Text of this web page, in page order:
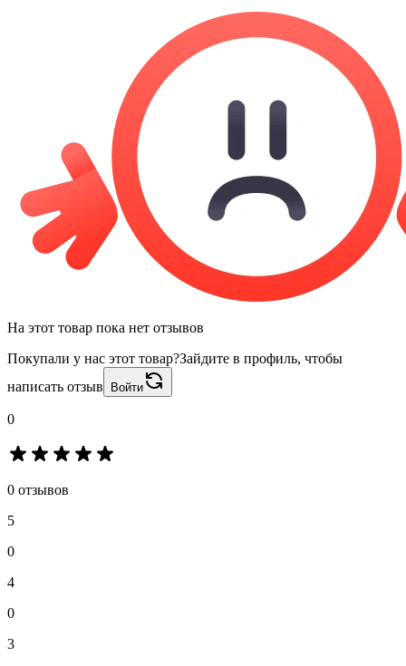
На этот товар пока нет отзывов
Покупали у нас этот товар?Зайдите в профиль, чтобы
написать отзыв
Войти
0
0 отзывов
5
0
4
0
3